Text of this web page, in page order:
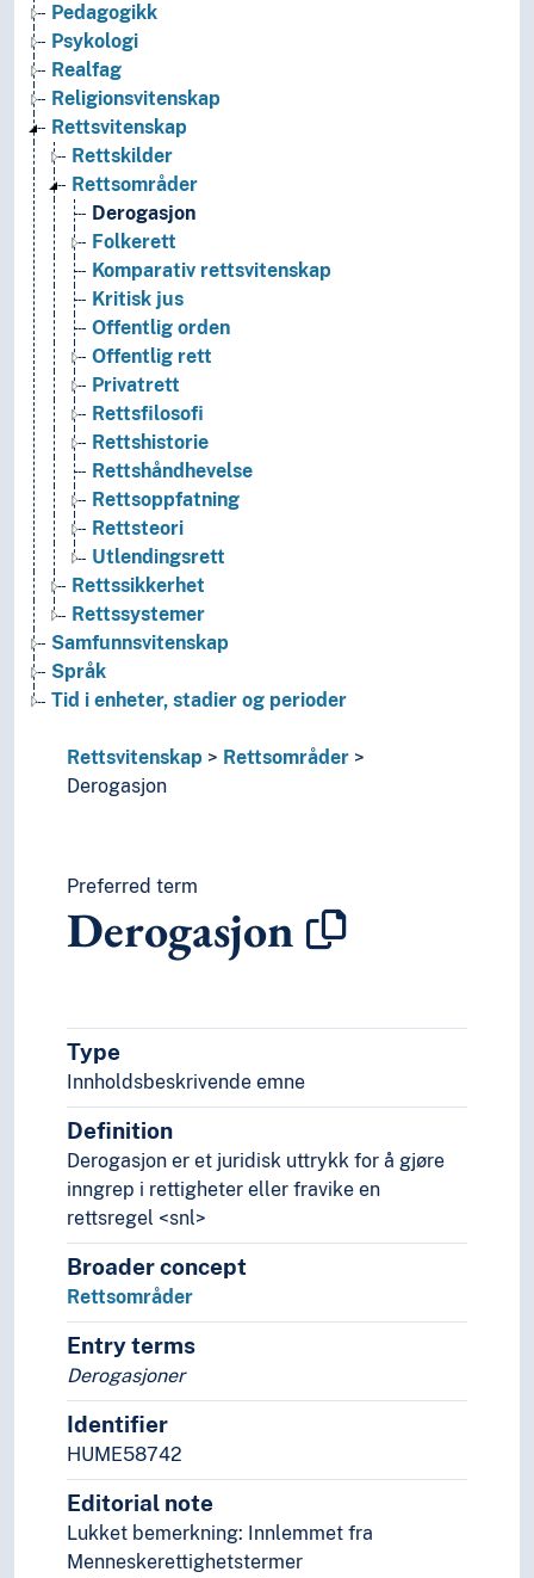
Pedagogikk
Psykologi
Realfag
Religionsvitenskap
Rettsvitenskap
Rettskilder
Rettsområder
Derogasjon
Folkerett
Komparativ rettsvitenskap
Kritisk jus
Offentlig orden
Offentlig rett
Privatrett
Rettsfilosofi
Rettshistorie
Rettshåndhevelse
Rettsoppfatning
Rettsteori
Utlendingsrett
Rettssikkerhet
Rettssystemer
Samfunnsvitenskap
Språk
Tid i enheter, stadier og perioder
Rettsvitenskap
Rettsområder
Derogasjon
Preferred term
Derogasjon
Type
Innholdsbeskrivende emne
Definition
Derogasjon er et juridisk uttrykk for å gjøre
inngrep i rettigheter eller fravike en
rettsregel <snl>
Broader concept
Rettsområder
Entry terms
Derogasjoner
Identifier
HUME58742
Editorial note
Lukket bemerkning: Innlemmet fra
Menneskerettighetstermer